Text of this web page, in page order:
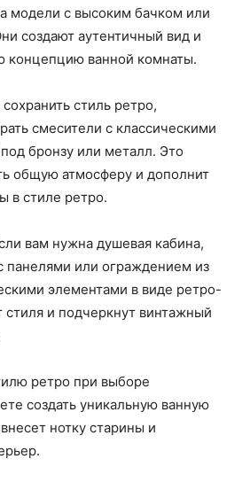
модели с высоким бачком или
создают аутентичный вид и
концепцию ванной комнаты.
стиль ретро,
смесители с классическими
бронзу или металл. Это
общую атмосферу и дополнит
в стиле ретро.
вам нужна душевая кабина,
панелями или ограждением из
элементами в виде ретро-
стиля и подчеркнут винтажный
ретро при выборе
создать уникальную ванную
нотку старины и